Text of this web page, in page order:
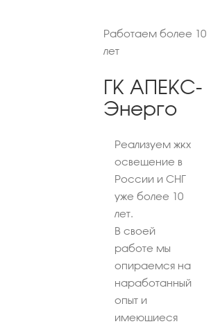
Работаем более 10
лет
ГК АПЕКС-
Энерго
Реализуем жкх
освещение в
России и СНГ
уже более 10
лет.
В своей
работе мы
опираемся на
наработанный
опыт и
имеющиеся